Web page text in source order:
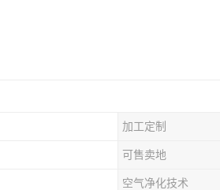
加工定制
可售卖地
空气净化技术